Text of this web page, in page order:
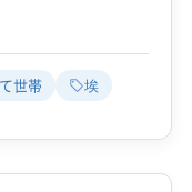
世帯 埃